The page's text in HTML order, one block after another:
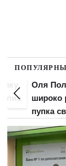
Оля
широко
пупка